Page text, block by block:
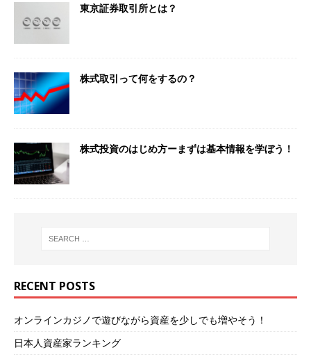
東京証券取引所とは？
株式取引って何をするの？
株式投資のはじめ方ーまずは基本情報を学ぼう！
RECENT POSTS
オンラインカジノで遊びながら資産を少しでも増やそう！
日本人資産家ランキング